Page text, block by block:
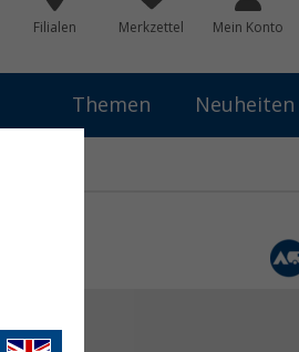
Filialen Merkzettel Mein Konto
Themen Neuheiten